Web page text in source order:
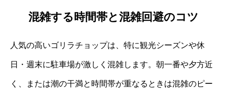
混雑する時間帯と混雑回避のコツ
人気の高いゴリラチョップは、特に観光シーズンや休
日・週末に駐車場が激しく混雑します。朝一番や夕方近
く、または潮の干満と時間帯が重なるときは混雑のピー